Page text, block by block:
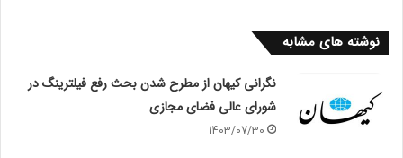
نوشته های مشابه
نگرانی کیهان از مطرح شدن بحث رفع فیلترینگ در
شورای عالی فضای مجازی
1403/07/30